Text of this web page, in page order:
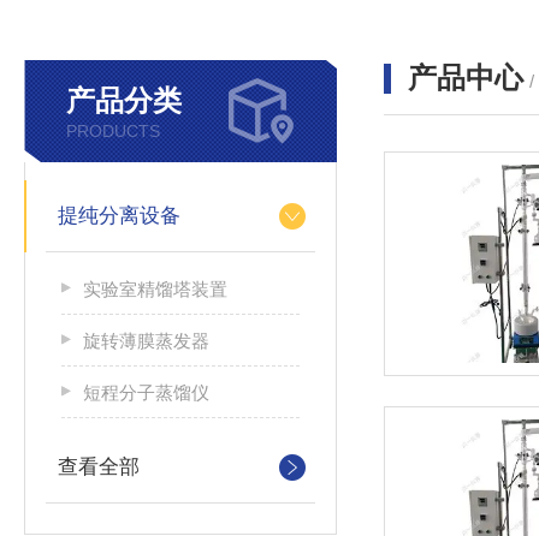
产品分类
PRODUCTS
提纯分离设备
实验室精馏塔装置
旋转薄膜蒸发器
短程分子蒸馏仪
查看全部
产品中心 /